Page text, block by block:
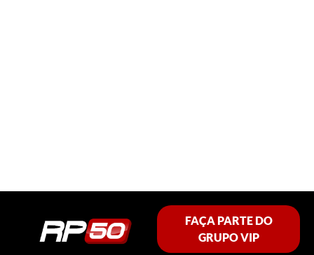
FAÇA PARTE DO
GRUPO VIP